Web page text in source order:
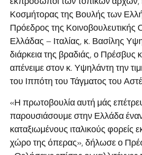
Κοσμήτορας της Βουλής των
Πρόεδρος της Κοινοβουλευτικής
Ελλάδας – Ιταλίας, κ. Βασίλης
διάρκεια της βραδιάς, ο Πρέσβυς
απένειμε στον κ. Υψηλάντη την
του Ιππότη του Τάγματος του
«Η πρωτοβουλία αυτή μάς
παρουσιάσουμε στην Ελλάδα
καταξιωμένους ιταλικούς φορείς
χώρο της όπερας», δήλωσε ο